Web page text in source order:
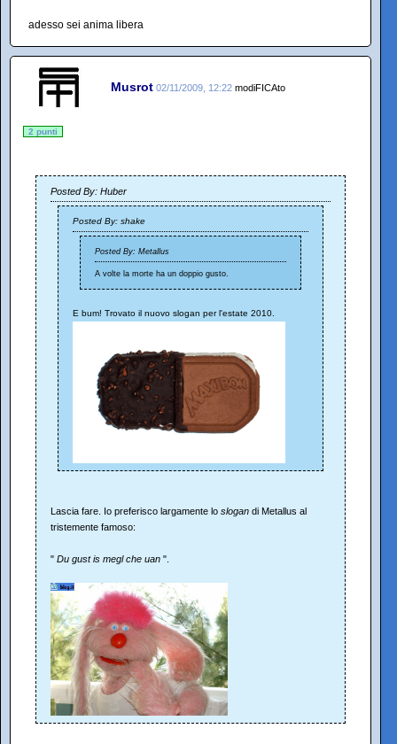
adesso sei anima libera
Musrot 02/11/2009, 12:22 modiFICAto
2 punti
Posted By: Huber
Posted By: shake
Posted By: Metallus
A volte la morte ha un doppio gusto.
E bum! Trovato il nuovo slogan per l'estate 2010.
Lascia fare. Io preferisco largamente lo slogan di Metallus al
tristemente famoso:
" Du gust is megl che uan ".